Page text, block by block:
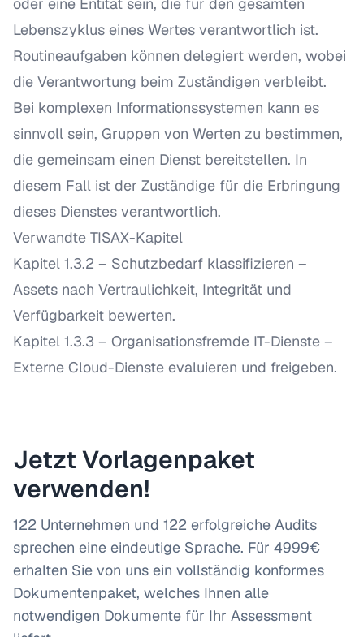
Lebenszyklus eines Wertes verantwortlich ist.
Routineaufgaben können delegiert werden, wobei
die Verantwortung beim Zuständigen verbleibt.
Bei komplexen Informationssystemen kann es
sinnvoll sein, Gruppen von Werten zu bestimmen,
die gemeinsam einen Dienst bereitstellen. In
diesem Fall ist der Zuständige für die Erbringung
dieses Dienstes verantwortlich.
Verwandte TISAX-Kapitel
Kapitel 1.3.2 – Schutzbedarf klassifizieren –
Assets nach Vertraulichkeit, Integrität und
Verfügbarkeit bewerten.
Kapitel 1.3.3 – Organisationsfremde IT-Dienste –
Externe Cloud-Dienste evaluieren und freigeben.
Jetzt Vorlagenpaket
verwenden!
122 Unternehmen und 122 erfolgreiche Audits
sprechen eine eindeutige Sprache. Für 4999€
erhalten Sie von uns ein vollständig konformes
Dokumentenpaket, welches Ihnen alle
notwendigen Dokumente für Ihr Assessment